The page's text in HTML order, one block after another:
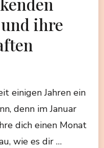
ihre
einigen Jahren ein
denn im Januar
dich einen Monat
wie es dir …